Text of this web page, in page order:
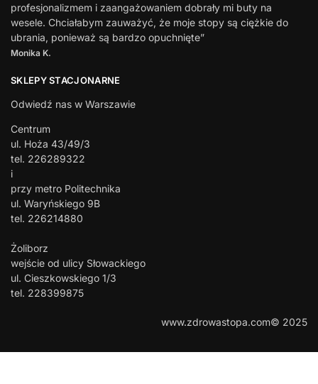
profesjonalizmem i zaangażowaniem dobrały mi buty na
wesele. Chciałabym zauważyć, że moje stopy są ciężkie do
ubrania, ponieważ są bardzo opuchnięte”
Monika K.
SKLEPY STACJONARNE
Odwiedź nas w Warszawie
Centrum
ul. Hoża 43/49/3
tel. 226289322
i
przy metro Politechnika
ul. Waryńskiego 9B
tel. 226214880
Żoliborz
wejście od ulicy Słowackiego
ul. Cieszkowskiego 1/3
tel. 228399875
www.zdrowastopa.com© 2025